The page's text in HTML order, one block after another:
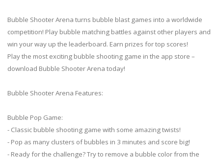
Bubble Shooter Arena turns bubble blast games into a worldwide
competition! Play bubble matching battles against other players and
win your way up the leaderboard. Earn prizes for top scores!
Play the most exciting bubble shooting game in the app store –
download Bubble Shooter Arena today!
Bubble Shooter Arena Features:
Bubble Pop Game:
- Classic bubble shooting game with some amazing twists!
- Pop as many clusters of bubbles in 3 minutes and score big!
- Ready for the challenge? Try to remove a bubble color from the